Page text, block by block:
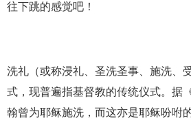
往下跳的感觉吧！
洗礼（或称浸礼、圣洗圣事、施洗、
式，现普遍指基督教的传统仪式。据
翰曾为耶稣施洗，而这亦是耶稣吩咐